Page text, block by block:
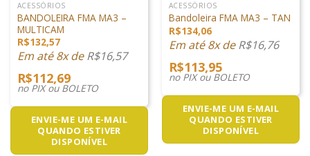
ACESSÓRIOS
BANDOLEIRA FMA MA3 –
MULTICAM
R$132,57
Em até 8x deR$16,57
R$112,69
no PIX ou BOLETO
ENVIE-ME UM E-MAIL
QUANDO ESTIVER
DISPONÍVEL
ACESSÓRIOS
Bandoleira FMA MA3 – TAN
R$134,06
Em até 8x deR$16,76
R$113,95
no PIX ou BOLETO
ENVIE-ME UM E-MAIL
QUANDO ESTIVER
DISPONÍVEL